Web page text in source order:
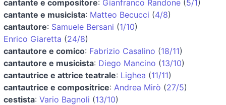
cantante e compositore: Gianfranco Randone (5/1)
cantante e musicista: Matteo Becucci (4/8)
cantautore: Samuele Bersani (1/10)
Enrico Giaretta (24/8)
cantautore e comico: Fabrizio Casalino (18/11)
cantautore e musicista: Diego Mancino (13/10)
cantautrice e attrice teatrale: Lighea (11/11)
cantautrice e compositrice: Andrea Mirò (27/5)
cestista: Vario Bagnoli (13/10)